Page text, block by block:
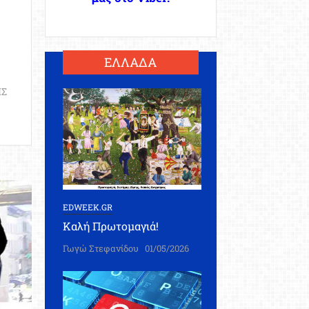
ΕΛΛΑΔΑ
EDWEEK.GR
Καλή Πρωτομαγιά!
Γωγώ Στεφανίδου 01/05/2026